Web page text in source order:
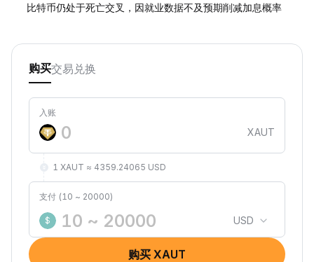
比特币仍处于死亡交叉，因就业数据不及预期削减加息概率
购买交易 兑换
入账
XAUT
1 XAUT ≈ 4359.24065 USD
支付 (10 ~ 20000)
$ USD
购买 XAUT